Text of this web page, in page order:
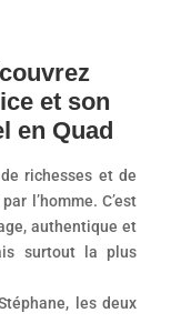
et son
en Quad
richesses et de
l’homme. C’est
authentique et
surtout la plus
les deux